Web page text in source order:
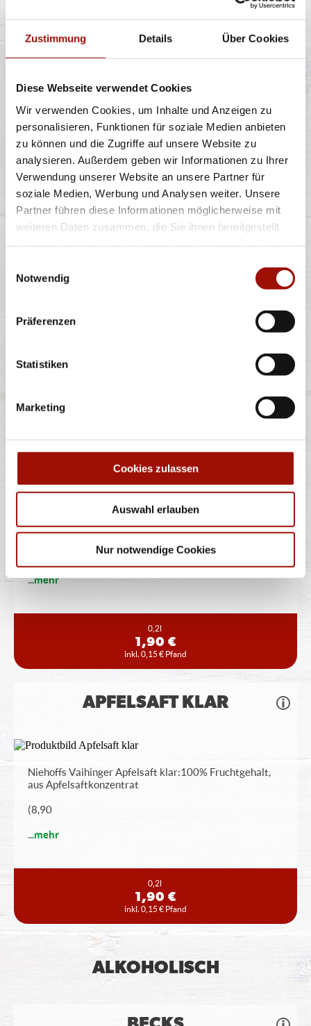
Zustimmung Details Über Cookies
Diese Webseite verwendet Cookies
Wir verwenden Cookies, um Inhalte und Anzeigen zu
personalisieren, Funktionen für soziale Medien anbieten
zu können und die Zugriffe auf unsere Website zu
analysieren. Außerdem geben wir Informationen zu Ihrer
Verwendung unserer Website an unsere Partner für
soziale Medien, Werbung und Analysen weiter. Unsere
Partner führen diese Informationen möglicherweise mit
weiteren Daten zusammen, die Sie ihnen bereitgestellt
Notwendig
Präferenzen
Statistiken
Marketing
Cookies zulassen
Auswahl erlauben
Nur notwendige Cookies
Fuze Tea Schwarzer Tee Pfirsich ist eine
außergewöhnliche Fusion aus dem Guten des
...mehr
0,4l
2,50 €
inkl. 0,25 € Pfand
VIO MEDIUM
ViO Medium, das Mineralwasser aus heimischer Quelle
MULTIVITAMIN 10
FRUCHTSAFT
Niehoffs Vaihinger Multivitamin-10- Fruchtsaft: 100%
...mehr
0,2l
1,90 €
inkl. 0,15 € Pfand
APFELSAFT KLAR
Niehoffs Vaihinger Apfelsaft klar: 100% Fruchtgehalt,
aus Apfelsaftkonzentrat
(8,90
...mehr
0,2l
1,90 €
inkl. 0,15 € Pfand
ALKOHOLISCH